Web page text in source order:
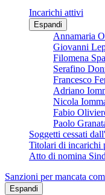
Incarichi attivi
Espandi
Annamaria
Giovanni
Filomena
Serafino
Francesco
Adriano
Nicola
Fabio
Paolo
Soggetti cessati
Titolari di incarichi
Atto di nomina
Sanzioni per mancata
Espandi